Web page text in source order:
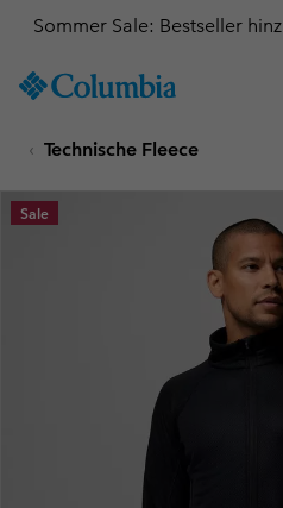
TO
SKIP
MAIN
NAV
Sommer Sale: Bestseller
Technische Fleece
Sale